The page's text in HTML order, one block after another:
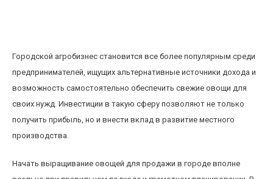
Городской агробизнес становится все более популярным среди
предпринимателей, ищущих альтернативные источники дохода и
возможность самостоятельно обеспечить свежие овощи для
своих нужд. Инвестиции в такую сферу позволяют не только
получить прибыль, но и внести вклад в развитие местного
производства.
Начать выращивание овощей для продажи в городе вполне